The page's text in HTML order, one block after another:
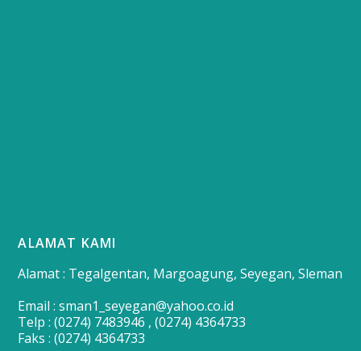
ALAMAT KAMI
Alamat : Tegalgentan, Margoagung, Seyegan, Sleman
Email : sman1_seyegan@yahoo.co.id
Telp : (0274) 7483946 , (0274) 4364733
Faks : (0274) 4364733